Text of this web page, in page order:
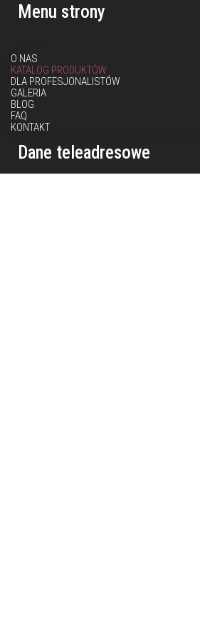
Menu strony
O NAS
KATALOG PRODUKTÓW
DLA PROFESJONALISTÓW
GALERIA
BLOG
FAQ
KONTAKT
Dane teleadresowe